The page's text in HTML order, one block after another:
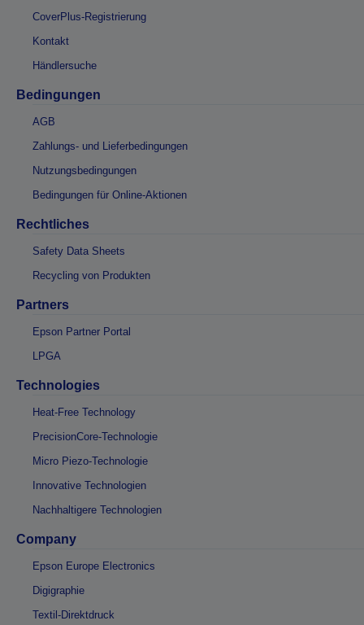
CoverPlus-Registrierung
Kontakt
Händlersuche
Bedingungen
AGB
Zahlungs- und Lieferbedingungen
Nutzungsbedingungen
Bedingungen für Online-Aktionen
Rechtliches
Safety Data Sheets
Recycling von Produkten
Partners
Epson Partner Portal
LPGA
Technologies
Heat-Free Technology
PrecisionCore-Technologie
Micro Piezo-Technologie
Innovative Technologien
Nachhaltigere Technologien
Company
Epson Europe Electronics
Digigraphie
Textil-Direktdruck